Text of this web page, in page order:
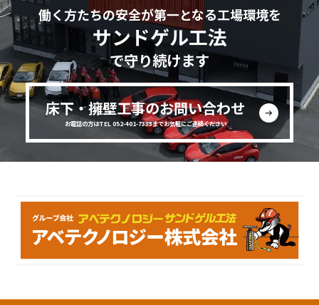
働く方たちの安全が第一となる工場環境を
サンドゲル工法
で守り続けます
床下・擁壁工事のお問い合わせ
お電話の方はTEL 052-401-7333までお気軽にご連絡ください